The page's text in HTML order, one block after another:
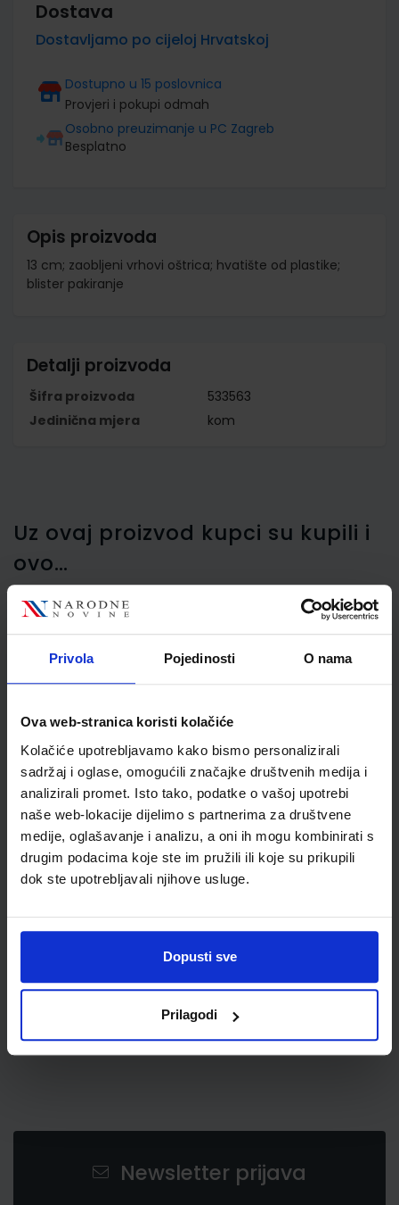
Privola Pojedinosti O nama
Ova web-stranica koristi kolačiće
Kolačiće upotrebljavamo kako bismo personalizirali
sadržaj i oglase, omogućili značajke društvenih medija i
analizirali promet. Isto tako, podatke o vašoj upotrebi
naše web-lokacije dijelimo s partnerima za društvene
medije, oglašavanje i analizu, a oni ih mogu kombinirati s
drugim podacima koje ste im pružili ili koje su prikupili
dok ste upotrebljavali njihove usluge.
Dopusti sve
Prilagodi
Dostava
Dostavljamo po cijeloj Hrvatskoj
Dostupno u 15 poslovnica
Provjeri i pokupi odmah
Osobno preuzimanje u PC Zagreb
Besplatno
Opis proizvoda
13 cm; zaobljeni vrhovi oštrica; hvatište od plastike;
blister pakiranje
Detalji proizvoda
Šifra proizvoda
533563
Jedinična mjera
kom
Uz ovaj proizvod kupci su kupili i
ovo…
Tekstmarker Schneider,
Job, 1-5 mm, rozi
0,85 €
Newsletter prijava